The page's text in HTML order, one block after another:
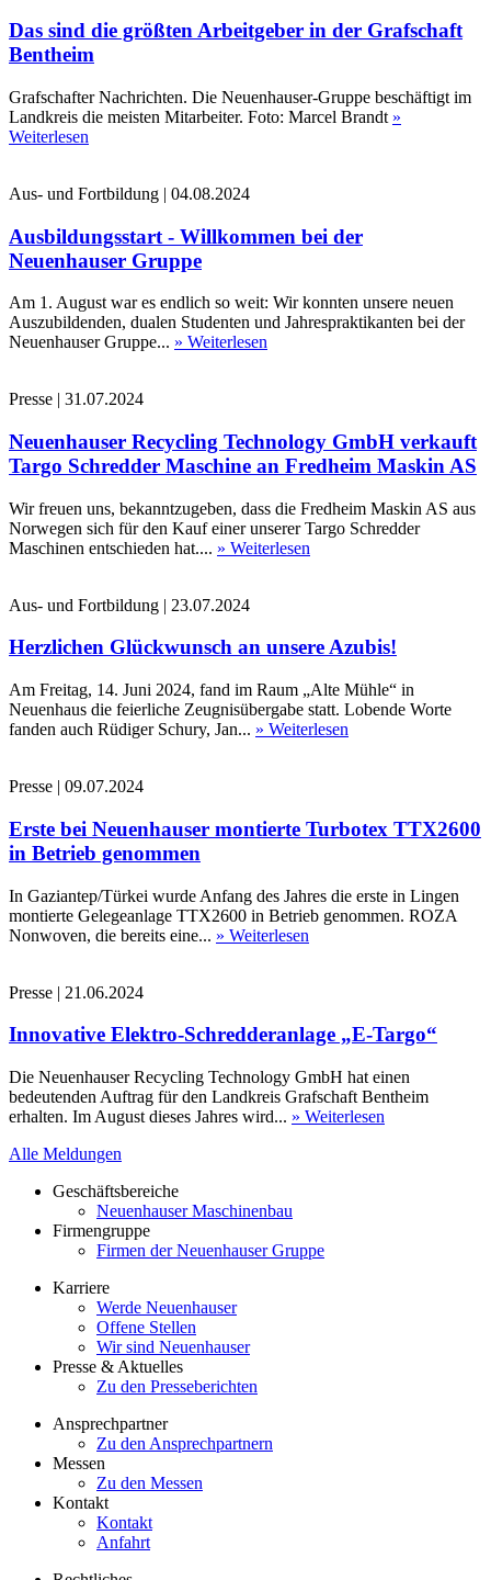
Das sind die größten Arbeitgeber in der Grafschaft
Bentheim
Grafschafter Nachrichten. Die Neuenhauser-Gruppe beschäftigt im
Landkreis die meisten Mitarbeiter. Foto: Marcel Brandt »
Weiterlesen
Aus- und Fortbildung | 04.08.2024
Ausbildungsstart - Willkommen bei der
Neuenhauser Gruppe
Am 1. August war es endlich so weit: Wir konnten unsere neuen
Auszubildenden, dualen Studenten und Jahrespraktikanten bei der
Neuenhauser Gruppe... » Weiterlesen
Presse | 31.07.2024
Neuenhauser Recycling Technology GmbH verkauft
Targo Schredder Maschine an Fredheim Maskin AS
Wir freuen uns, bekanntzugeben, dass die Fredheim Maskin AS aus
Norwegen sich für den Kauf einer unserer Targo Schredder
Maschinen entschieden hat.... » Weiterlesen
Aus- und Fortbildung | 23.07.2024
Herzlichen Glückwunsch an unsere Azubis!
Am Freitag, 14. Juni 2024, fand im Raum „Alte Mühle“ in
Neuenhaus die feierliche Zeugnisübergabe statt. Lobende Worte
fanden auch Rüdiger Schury, Jan... » Weiterlesen
Presse | 09.07.2024
Erste bei Neuenhauser montierte Turbotex TTX2600
in Betrieb genommen
In Gaziantep/Türkei wurde Anfang des Jahres die erste in Lingen
montierte Gelegeanlage TTX2600 in Betrieb genommen. ROZA
Nonwoven, die bereits eine... » Weiterlesen
Presse | 21.06.2024
Innovative Elektro-Schredderanlage „E-Targo“
Die Neuenhauser Recycling Technology GmbH hat einen
bedeutenden Auftrag für den Landkreis Grafschaft Bentheim
erhalten. Im August dieses Jahres wird... » Weiterlesen
Alle Meldungen
Geschäftsbereiche
Neuenhauser Maschinenbau
Firmengruppe
Firmen der Neuenhauser Gruppe
Karriere
Werde Neuenhauser
Offene Stellen
Wir sind Neuenhauser
Presse & Aktuelles
Zu den Presseberichten
Ansprechpartner
Zu den Ansprechpartnern
Messen
Zu den Messen
Kontakt
Kontakt
Anfahrt